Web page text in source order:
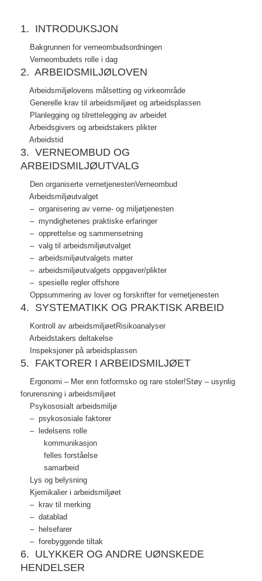
1. INTRODUKSJON
Bakgrunnen for verneombudsordningen
Verneombudets rolle i dag
2. ARBEIDSMILJØLOVEN
Arbeidsmiljølovens målsetting og virkeområde
Generelle krav til arbeidsmiljøet og arbeidsplassen
Planlegging og tilrettelegging av arbeidet
Arbeidsgivers og arbeidstakers plikter
Arbeidstid
3. VERNEOMBUD OG
ARBEIDSMILJØUTVALG
Den organiserte vernetjenestenVerneombud
Arbeidsmiljøutvalget
– organisering av verne- og miljøtjenesten
– myndighetenes praktiske erfaringer
– opprettelse og sammensetning
– valg til arbeidsmiljøutvalget
– arbeidsmiljøutvalgets møter
– arbeidsmiljøutvalgets oppgaver/plikter
– spesielle regler offshore
Oppsummering av lover og forskrifter for vernetjenesten
4. SYSTEMATIKK OG PRAKTISK ARBEID
Kontroll av arbeidsmiljøetRisikoanalyser
Arbeidstakers deltakelse
Inspeksjoner på arbeidsplassen
5. FAKTORER I ARBEIDSMILJØET
Ergonomi – Mer enn fotformsko og rare stoler!Støy – usynlig
forurensning i arbeidsmiljøet
Psykososialt arbeidsmiljø
– psykososiale faktorer
– ledelsens rolle
kommunikasjon
felles forståelse
samarbeid
Lys og belysning
Kjemikalier i arbeidsmiljøet
– krav til merking
– datablad
– helsefarer
– forebyggende tiltak
6. ULYKKER OG ANDRE UØNSKEDE
HENDELSER